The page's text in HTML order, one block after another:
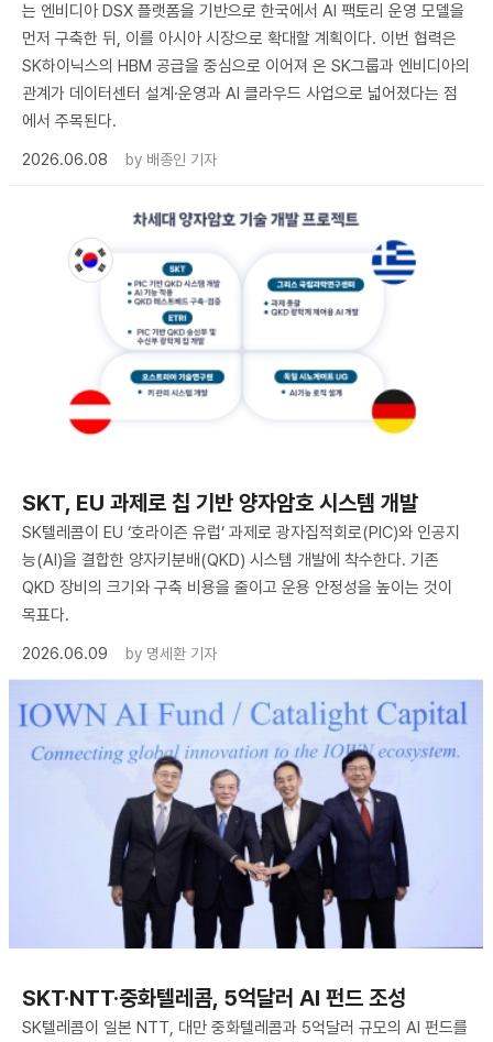
는 엔비디아 DSX 플랫폼을 기반으로 한국에서 AI 팩토리 운영 모델을
먼저 구축한 뒤, 이를 아시아 시장으로 확대할 계획이다. 이번 협력은
SK하이닉스의 HBM 공급을 중심으로 이어져 온 SK그룹과 엔비디아의
관계가 데이터센터 설계·운영과 AI 클라우드 사업으로 넓어졌다는 점
에서 주목된다.
2026.06.08
by 배종인 기자
SKT, EU 과제로 칩 기반 양자암호 시스템 개발
SK텔레콤이 EU ‘호라이즌 유럽’ 과제로 광자집적회로(PIC)와 인공지
능(AI)을 결합한 양자키분배(QKD) 시스템 개발에 착수한다. 기존
QKD 장비의 크기와 구축 비용을 줄이고 운용 안정성을 높이는 것이
목표다.
2026.06.09
by 명세환 기자
SKT·NTT·중화텔레콤, 5억달러 AI 펀드 조성
SK텔레콤이 일본 NTT, 대만 중화텔레콤과 5억달러 규모의 AI 펀드를